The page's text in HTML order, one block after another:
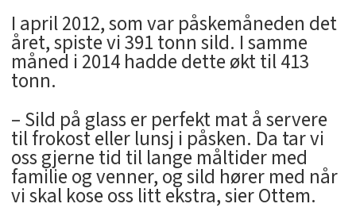
I april 2012, som var påskemåneden det
året, spiste vi 391 tonn sild. I samme
måned i 2014 hadde dette økt til 413
tonn.
– Sild på glass er perfekt mat å servere
til frokost eller lunsj i påsken. Da tar vi
oss gjerne tid til lange måltider med
familie og venner, og sild hører med når
vi skal kose oss litt ekstra, sier Ottem.